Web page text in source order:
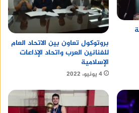
بروتوكول تعاون بين الاتحاد العام
للفنانين العرب واتحاد الإذاعات
الإسلامية
4 يونيو، 2022